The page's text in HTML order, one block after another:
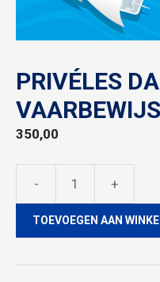
PRIVÉLES
350,00
- +
TOEVOEGEN AAN